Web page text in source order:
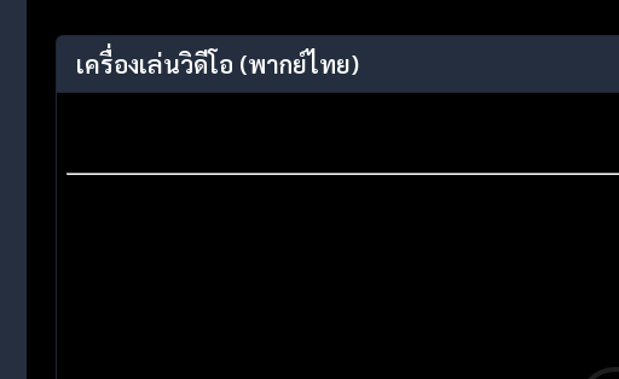
เครื่องเล่นวิดีโอ (พากย์ไทย)